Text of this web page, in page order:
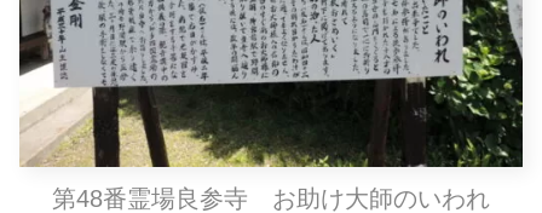
第48番霊場良参寺 お助け大師のいわれ